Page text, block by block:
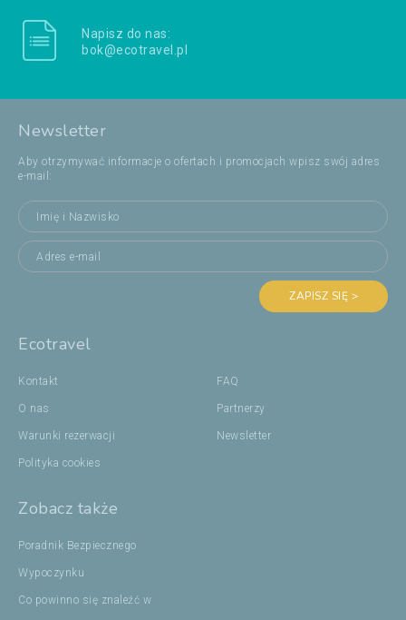
Napisz do nas:
bok@ecotravel.pl
Newsletter
Aby otrzymywać informacje o ofertach i promocjach wpisz swój adres
e-mail:
ZAPISZ SIĘ >
Ecotravel
Kontakt
O nas
Warunki rezerwacji
Polityka cookies
FAQ
Partnerzy
Newsletter
Zobacz także
Poradnik Bezpiecznego
Wypoczynku
Co powinno się znaleźć w